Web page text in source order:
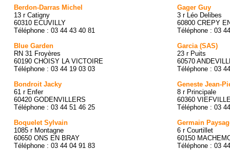
Berdon-Darras Michel
13 r Catigny
60310 ECUVILLY
Téléphone : 03 44 43 40 81
Blue Garden
RN 31 Froyères
60190 CHOISY LA VICTOIRE
Téléphone : 03 44 19 03 03
Bondroit Jacky
61 r Enfer
60420 GODENVILLERS
Téléphone : 03 44 51 46 25
Boquelet Sylvain
1085 r Montagne
60650 ONS EN BRAY
Téléphone : 03 44 04 91 83
Gager Guy
3 r Léo Delibes
60800 CREPY
Téléphone : 03
Garcia (SAS)
23 r Puits
60570
Téléphone : 03
Geneste Jean-
8 r Principale
60360
Téléphone : 03
Germain
6 r Courtillet
60150
Téléphone : 03